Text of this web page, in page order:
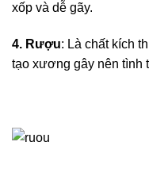
xốp và dễ gãy.
4. Rượu: Là chất kích
tạo xương gây nên tình